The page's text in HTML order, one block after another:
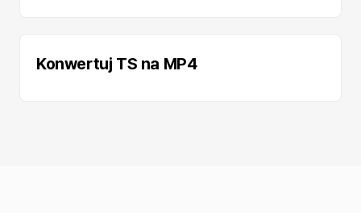
Konwertuj TS na MP4